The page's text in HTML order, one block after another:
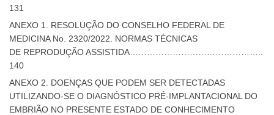
131
ANEXO 1. RESOLUÇÃO DO CONSELHO FEDERAL DE
MEDICINA No. 2320/2022. NORMAS TÉCNICAS
DE REPRODUÇÃO ASSISTIDA………………………………………..
140
ANEXO 2. DOENÇAS QUE PODEM SER DETECTADAS
UTILIZANDO-SE O DIAGNÓSTICO PRÉ-IMPLANTACIONAL DO
EMBRIÃO NO PRESENTE ESTADO DE CONHECIMENTO